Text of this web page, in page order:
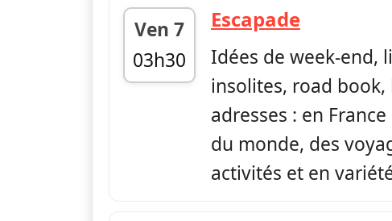
Ven 7
03h30
fin 03h54
Escapade—
Idées de week-end,
insolites, road book,
adresses : en
du monde, des
activités et en